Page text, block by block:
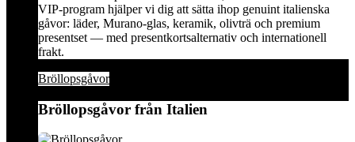
VIP-program hjälper vi dig att sätta ihop genuint italienska
gåvor: läder, Murano-glas, keramik, olivträ och premium
presentset — med presentkortsalternativ och internationell
frakt.
Bröllopsgåvor
Bröllopsgåvor från Italien